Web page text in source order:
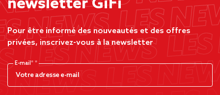
newsletter GiFi
Pour être informé des nouveautés et des offres
privées, inscrivez-vous à la newsletter
E-mail*